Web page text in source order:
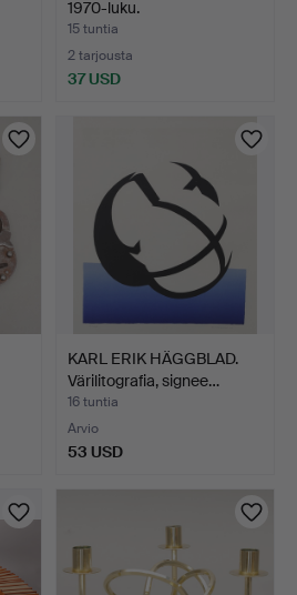
1970-luku.
15 tuntia
2 tarjousta
37 USD
KARL ERIK HÄGGBLAD.
Värilitografia, signee…
16 tuntia
Arvio
53 USD